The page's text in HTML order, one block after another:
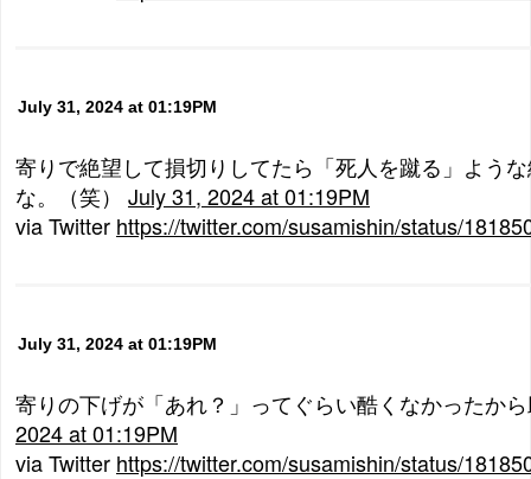
July 31, 2024 at 01:19PM
寄りで絶望して損切りしてたら「死人を蹴る」よう
な。（笑） July 31, 2024 at 01:19PM
via Twitter https://twitter.com/susamishin/status/
July 31, 2024 at 01:19PM
寄りの下げが「あれ？」ってぐらい酷くなかったか
2024 at 01:19PM
via Twitter https://twitter.com/susamishin/status/